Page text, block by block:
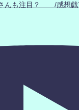
んも注目？ /感想戯